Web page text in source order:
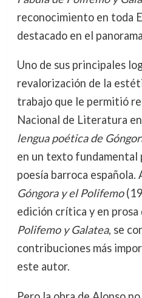
reconocimiento en toda
destacado en el
Uno de sus principales
revalorización de la
trabajo que le permitió
Nacional de Literatura
lengua poética de
en un texto fundamental
poesía barroca española.
Góngora y el Polifemo
edición crítica y en prosa
Polifemo y Galatea, se
contribuciones más
este autor.